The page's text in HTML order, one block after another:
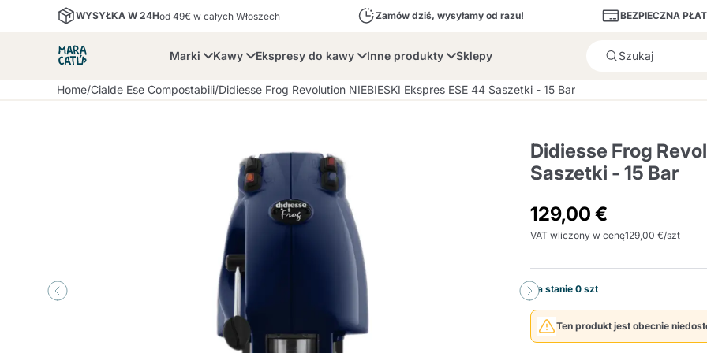
WYSYŁKA W 24Hod 49€ w całych Włoszech Zamów dziś, wysyłamy od razu! BEZPIECZNA
Marki
Bialetti Borbone Fiasconaro
Lollo Caffè Passalacqua
Kawy
Caffitaly System
Cialda Ese 44
Ekspresy do kawy
Nescafè Dolce Gusto Illy Iperespresso
Cialde Ese
Nespresso
Inne produkty
Akcesoria i Filiżanki Desery i wypieki
Pojemniki na kapsułki i
Odkamieniacze i Filtry
Sklepy
Home/Cialde Ese Compostabili/Didiesse Frog Revolution NIEBIESKI Ekspres ESE 44 Saszetki - 15 Bar
Didiesse Frog
Saszetki - 15 Bar
129,00 €
VAT wliczony w cenę129,00 €/szt
Na stanie 0 szt
Ten produkt jest obecnie
Produkt został poprawnie